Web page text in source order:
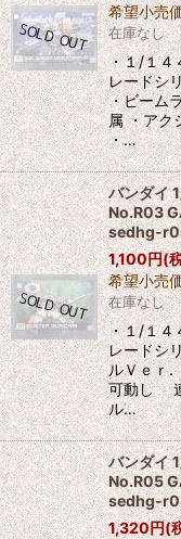
希望小売
在庫なし
・１/１４
レードシ
・ビーム
属 ・アク
・…
バンダイ
No.R03
sedhg-
1,100円(
希望小売
在庫なし
・１/１４
レードシ
ルＶｅｒ.
可動し 連
ル…
バンダイ
No.R05
sedhg-
1,320円(